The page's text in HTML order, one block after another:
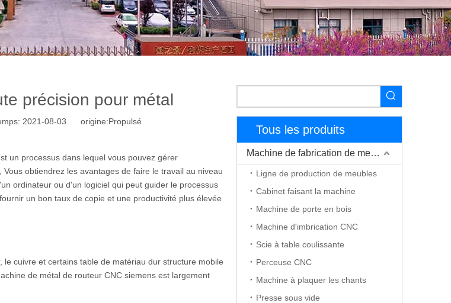
précision pour métal
2021-08-03 origine:Propulsé
un processus dans lequel vous pouvez gérer
, Vous obtiendrez les avantages de faire le travail au niveau
ordinateur ou d'un logiciel qui peut guider le processus
un bon taux de copie et une productivité plus élevée
cuivre et certains table de matériau dur structure mobile
de métal de routeur CNC siemens est largement
Tous les produits
Machine de fabrication de meubles
Ligne de production de meubles
Cabinet faisant la machine
Machine de porte en bois
Machine d'imbrication CNC
Scie à table coulissante
Perceuse CNC
Machine à plaquer les chants
Presse sous vide